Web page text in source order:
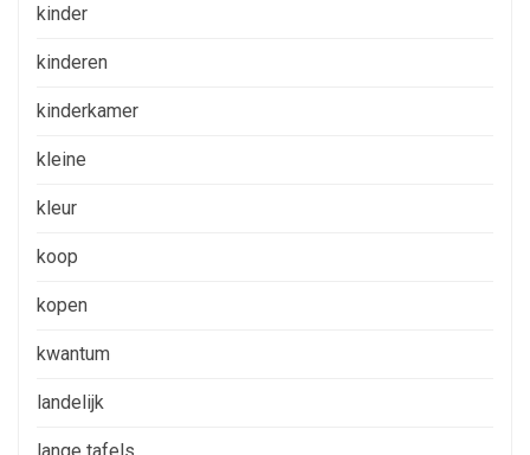
kinder
kinderen
kinderkamer
kleine
kleur
koop
kopen
kwantum
landelijk